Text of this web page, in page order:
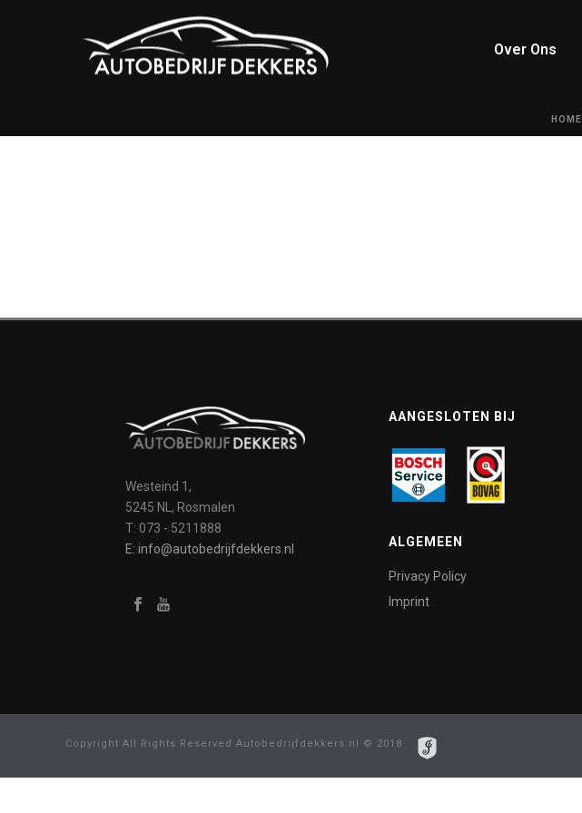
Over Ons
HOME
Westeind 1,
5245 NL, Rosmalen
T: 073 - 5211888
E: info@autobedrijfdekkers.nl
AANGESLOTEN BIJ
ALGEMEEN
Privacy Policy
Imprint
Copyright All Rights Reserved Autobedrijfdekkers.nl © 2018